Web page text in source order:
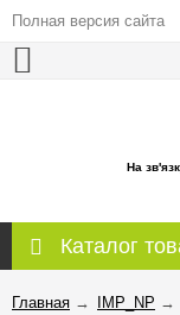
Полная версия сайта
На
Каталог
Главная → IMP_NP →